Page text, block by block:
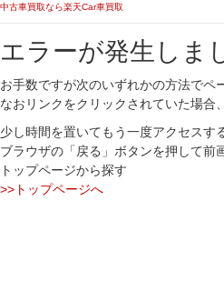
中古車買取なら楽天Car車買取
エラーが発生しま
お手数ですが次のいずれかの方法でペ
なおリンクをクリックされていた場合
少し時間を置いてもう一度アクセスす
ブラウザの「戻る」ボタンを押して前
トップページから探す
>>トップページへ